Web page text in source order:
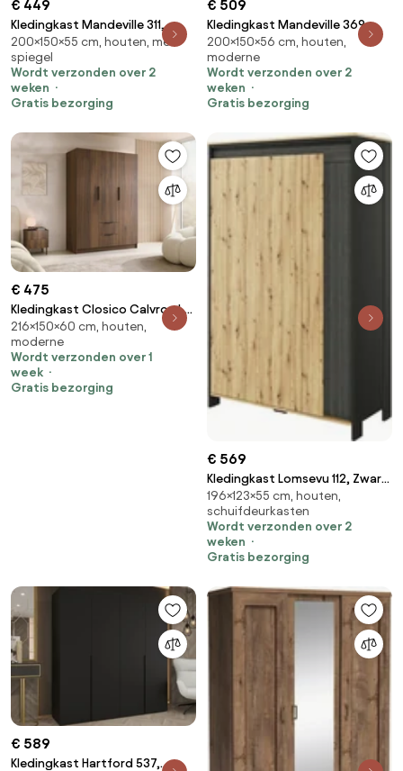
€ 449
Kledingkast Mandeville 311,
Eiken, Kasjmier, 200x150x55cm,
124.8 kg, Kledingkast deuren:
Met scharnieren
200×150×55 cm, houten, met
spiegel
Wordt verzonden over 2
weken
Gratis bezorging
€ 509
Kledingkast Mandeville 369,
Zwart, Wit, 200x150x56cm,
143.1 kg, Kledingkast deuren:
Met scharnieren
200×150×56 cm, houten,
moderne
Wordt verzonden over 2
weken
Gratis bezorging
€ 475
Kledingkast Closico Calvron I,
Zwart, Notenhout,
216x150x60cm, 168.5 kg,
Kledingkast deuren: Met
scharnieren
216×150×60 cm, houten,
moderne
Wordt verzonden over 1
week
Gratis bezorging
€ 569
Kledingkast Lomsevu 112, Zwart,
Artisan eiken, 196x123x55cm,
102 kg, Kledingkast deuren: Met
scharnieren, Aantal planken: 5,
Aantal planken: 5
196×123×55 cm, houten,
schuifdeurkasten
Wordt verzonden over 2
weken
Gratis bezorging
€ 589
Kledingkast Hartford 537,